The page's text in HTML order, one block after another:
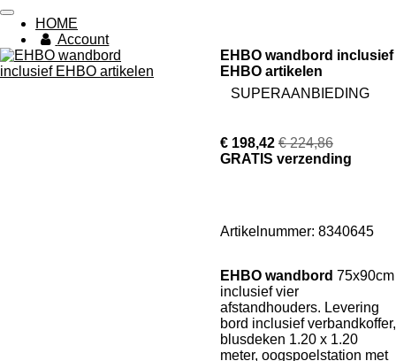
Ga
direct
naar
de
hoofdinhoud
HOME
Account
EHBO wandbord inclusief
EHBO artikelen
SUPERAANBIEDING
€ 198,42 € 224,86
GRATIS verzending
Artikelnummer: 8340645
EHBO wandbord 75x90cm
inclusief vier
afstandhouders. Levering
bord inclusief verbandkoffer,
blusdeken 1.20 x 1.20
meter, oogspoelstation met